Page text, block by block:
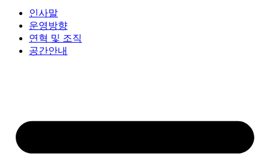
인사말
운영방향
연혁 및 조직
공간안내